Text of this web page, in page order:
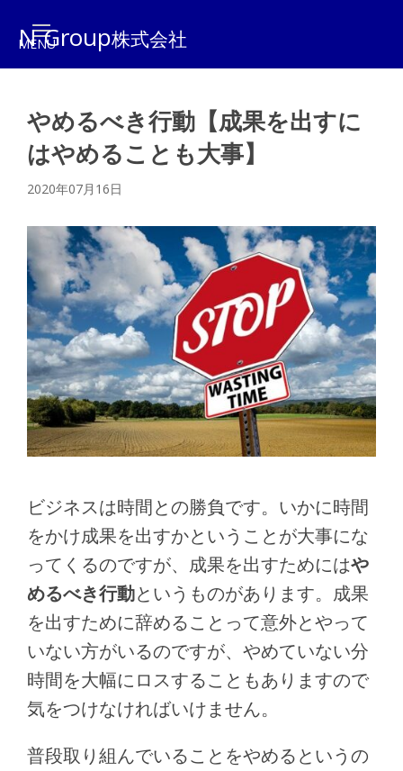
N Group株式会社
やめるべき行動【成果を出すに
はやめることも大事】
2020年07月16日
ビジネスは時間との勝負です。いかに時間
をかけ成果を出すかということが大事にな
ってくるのですが、成果を出すためにはや
めるべき行動というものがあります。成果
を出すために辞めることって意外とやって
いない方がいるのですが、やめていない分
時間を大幅にロスすることもありますので
気をつけなければいけません。
普段取り組んでいることをやめるというの